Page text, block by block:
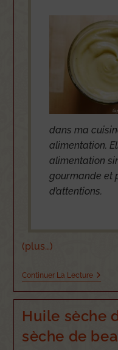
dans ma
alimentation.
alimentation
gourmande et
d’attentions.
(plus…)
Continuer La Lecture
Huile sèche
sèche de